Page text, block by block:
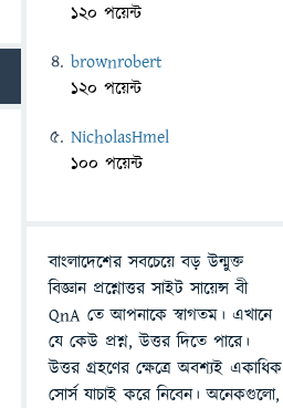
120 পয়েন্ট
brownrobert
120 পয়েন্ট
NicholasHmel
100 পয়েন্ট
বাংলাদেশের সবচেয়ে বড় উন্মুক্ত
বিজ্ঞান প্রশ্নোত্তর সাইট সায়েন্স বী
QnA তে আপনাকে স্বাগতম। এখানে
যে কেউ প্রশ্ন, উত্তর দিতে পারে।
উত্তর গ্রহণের ক্ষেত্রে অবশ্যই একাধিক
সোর্স যাচাই করে নিবেন। অনেকগুলো,